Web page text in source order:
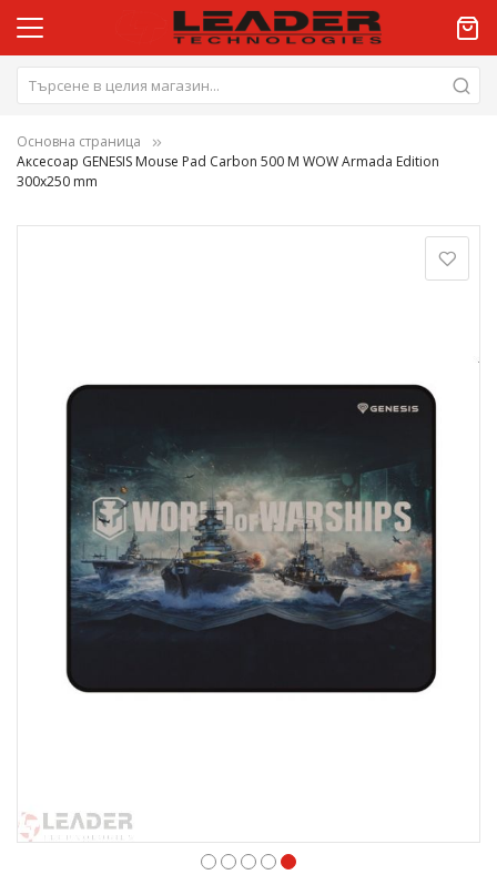
Основна страница
Аксесоар GENESIS Mouse Pad Carbon 500 M WOW Armada Edition
300x250 mm